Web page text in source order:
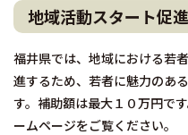
地域活動スタート促
福井県では、地域における若
進するため、若者に魅力のあ
す。補助額は最大１０万円で
ームページをご覧ください。